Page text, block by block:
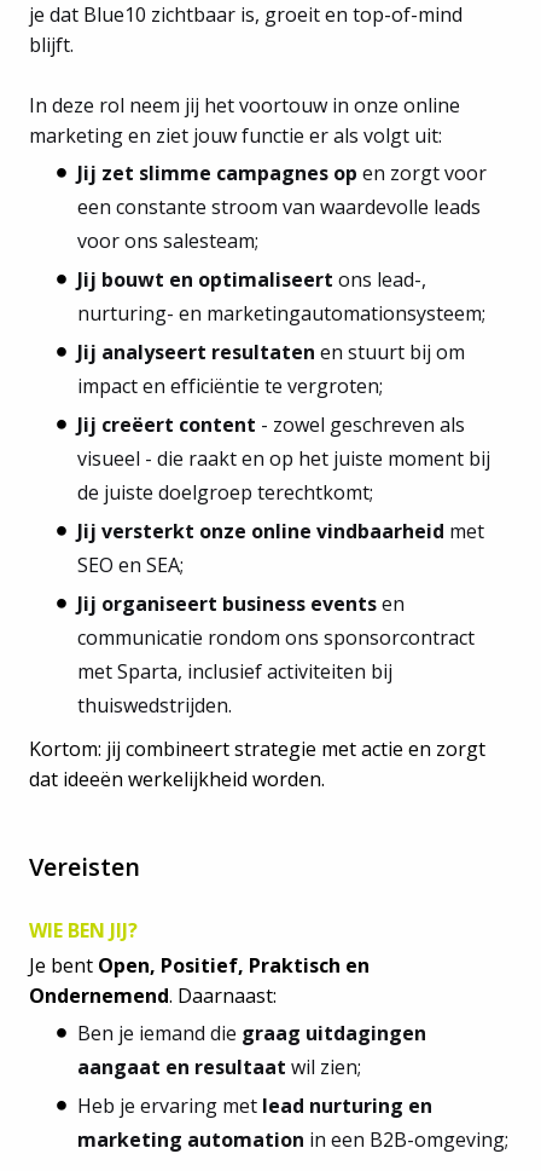
je dat Blue10 zichtbaar is, groeit en top-of-mind
blijft.
In deze rol neem jij het voortouw in onze online
marketing en ziet jouw functie er als volgt uit:
Jij zet slimme campagnes op en zorgt voor
een constante stroom van waardevolle leads
voor ons salesteam;
Jij bouwt en optimaliseert ons lead-,
nurturing- en marketingautomationsysteem;
Jij analyseert resultaten en stuurt bij om
impact en efficiëntie te vergroten;
Jij creëert content - zowel geschreven als
visueel - die raakt en op het juiste moment bij
de juiste doelgroep terechtkomt;
Jij versterkt onze online vindbaarheid met
SEO en SEA;
Jij organiseert business eventsen
communicatie rondom ons sponsorcontract
met Sparta, inclusief activiteiten bij
thuiswedstrijden.
Kortom: jij combineert strategie met actie en zorgt
dat ideeën werkelijkheid worden.
Vereisten
WIE BEN JIJ?
Je bent Open, Positief, Praktisch en
Ondernemend. Daarnaast:
Ben je iemand die graag uitdagingen
aangaat en resultaat wil zien;
Heb je ervaring met lead nurturing en
marketing automation in een B2B-omgeving;